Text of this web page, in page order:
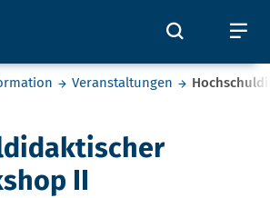
Öffnet
Veranstaltungen
II